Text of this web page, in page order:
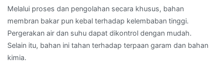
Melalui proses dan pengolahan secara khusus, bahan
membran bakar pun kebal terhadap kelembaban tinggi.
Pergerakan air dan suhu dapat dikontrol dengan mudah.
Selain itu, bahan ini tahan terhadap terpaan garam dan bahan
kimia.